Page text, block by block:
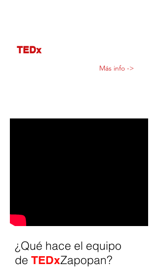
TEDx
Más info ->
¿Qué hace el equipo
de TEDxZapopan?